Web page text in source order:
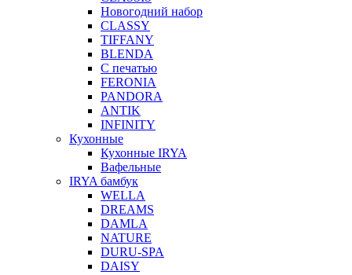
Новогодний набор
CLASSY
TIFFANY
BLENDA
С печатью
FERONIA
PANDORA
ANTIK
INFINITY
Кухонные
Кухонные IRYA
Вафельные
IRYA бамбук
WELLA
DREAMS
DAMLA
NATURE
DURU-SPA
DAISY